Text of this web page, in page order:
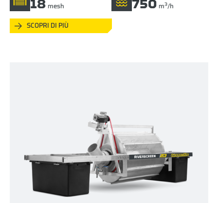
18 mesh 750 m3/h
SCOPRI DI PIÙ